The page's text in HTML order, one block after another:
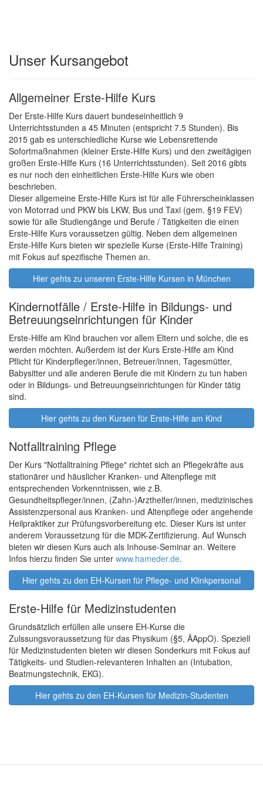
Unser Kursangebot
Allgemeiner Erste-Hilfe Kurs
Der Erste-Hilfe Kurs dauert bundeseinheitlich 9
Unterrichtsstunden a 45 Minuten (entspricht 7.5 Stunden). Bis
2015 gab es unterschiedliche Kurse wie Lebensrettende
Sofortmaßnahmen (kleiner Erste-Hilfe Kurs) und den zweitägigen
großen Erste-Hilfe Kurs (16 Unterrichtsstunden). Seit 2016 gibts
es nur noch den einheitlichen Erste-Hilfe Kurs wie oben
beschrieben.
Dieser allgemeine Erste-Hilfe Kurs ist für alle Führerscheinklassen
von Motorrad und PKW bis LKW, Bus und Taxi (gem. §19 FEV)
sowie für alle Studiengänge und Berufe / Tätigkeiten die einen
Erste-Hilfe Kurs voraussetzen gültig. Neben dem allgemeinen
Erste-Hilfe Kurs bieten wir spezielle Kurse (Erste-Hilfe Training)
mit Fokus auf spezifische Themen an.
Hier gehts zu unseren Erste-Hilfe Kursen in München
Kindernotfälle / Erste-Hilfe in Bildungs- und
Betreuungseinrichtungen für Kinder
Erste-Hilfe am Kind brauchen vor allem Eltern und solche, die es
werden möchten. Außerdem ist der Kurs Erste-Hilfe am Kind
Pflicht für Kinderpfleger/innen, Betreuer/innen, Tagesmütter,
Babysitter und alle anderen Berufe die mit Kindern zu tun haben
oder in Bildungs- und Betreuungseinrichtungen für Kinder tätig
sind.
Hier gehts zu den Kursen für Erste-Hilfe am Kind
Notfalltraining Pflege
Der Kurs "Notfalltraining Pflege" richtet sich an Pflegekräfte aus
stationärer und häuslicher Kranken- und Altenpflege mit
entsprechenden Vorkenntnissen, wie z.B.
Gesundheitspfleger/innen, (Zahn-)Arzthelfer/innen, medizinisches
Assistenzpersonal aus Kranken- und Altenpflege oder angehende
Heilpraktiker zur Prüfungsvorbereitung etc. Dieser Kurs ist unter
anderem Voraussetzung für die MDK-Zertifizierung. Auf Wunsch
bieten wir diesen Kurs auch als Inhouse-Seminar an. Weitere
Infos hierzu finden Sie unter www.hameder.de.
Hier gehts zu den EH-Kursen für Pflege- und Klinkpersonal
Erste-Hilfe für Medizinstudenten
Grundsätzlich erfüllen alle unsere EH-Kurse die
Zulssungsvoraussetzung für das Physikum (§5, ÄAppO). Speziell
für Medizinstudenten bieten wir diesen Sonderkurs mit Fokus auf
Tätigkeits- und Studien-relevanteren Inhalten an (Intubation,
Beatmungstechnik, EKG).
Hier gehts zu den EH-Kursen für Medizin-Studenten